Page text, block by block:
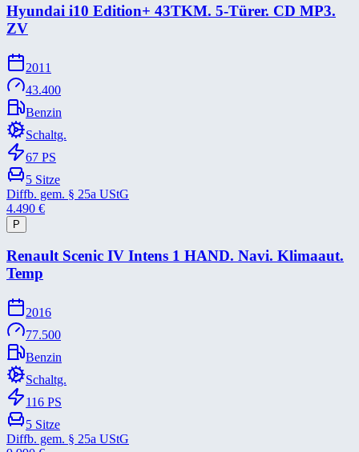
Hyundai i10 Edition+​ 43TKM. 5-​Türer. CD MP3.
ZV
2011
43.400
Benzin
Schaltg.
67 PS
5 Sitze
Diffb. gem. § 25a UStG
4.490 €
P
Renault Scenic IV Intens 1 HAND. Navi. Klimaaut.
Temp
2016
77.500
Benzin
Schaltg.
116 PS
5 Sitze
Diffb. gem. § 25a UStG